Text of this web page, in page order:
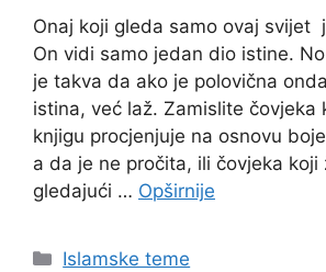
Onaj koji gleda samo ovaj svijet
On vidi samo jedan dio istine.
je takva da ako je polovična
istina, već laž. Zamislite čovjeka
knjigu procjenjuje na osnovu
a da je ne pročita, ili čovjeka koji
gledajući … Opširnije
Kategorije
Islamske teme